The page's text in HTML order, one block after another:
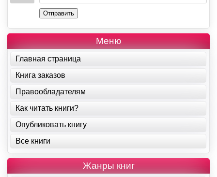
Отправить
Меню
Главная страница
Книга заказов
Правообладателям
Как читать книги?
Опубликовать книгу
Все книги
Жанры книг